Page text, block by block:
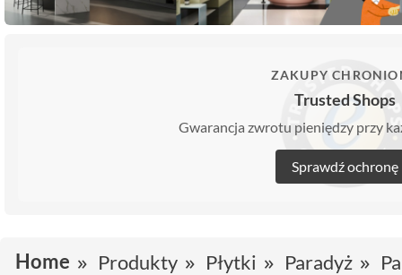
ZAKUPY
Trusted Shops
Gwarancja zwrotu pieniędzy przy
Sprawdź ochronę
Home Produkty Płytki Paradyż